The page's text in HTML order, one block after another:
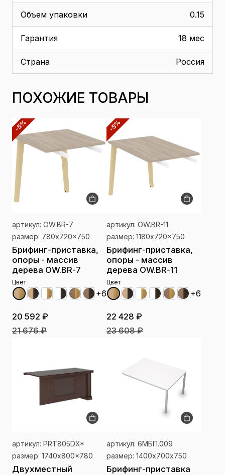
Объем упаковки 0.15
Гарантия 18 мес
Страна Россия
ПОХОЖИЕ ТОВАРЫ
-5%
артикул: OW.BR-7
размер: 780x720x750
Брифинг-приставка,
опоры - массив
дерева OW.BR-7
Цвет
+6
20 592 ₽
21 676 ₽
-5%
артикул: OW.BR-11
размер: 1180x720x750
Брифинг-приставка,
опоры - массив
дерева OW.BR-11
Цвет
+6
22 428 ₽
23 608 ₽
артикул: PRT805DX*
размер: 1740x800x780
Двухместный
артикул: 6МБП.009
размер: 1400х700х750
Брифинг-приставка